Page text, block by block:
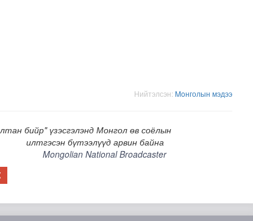
Нийтэлсэн: Moнголын мэдээ
бийр" үзэсгэлэнд Монгол өв соёлын
илтгэсэн бүтээлүүд арвин байна
Mongolian National Broadcaster